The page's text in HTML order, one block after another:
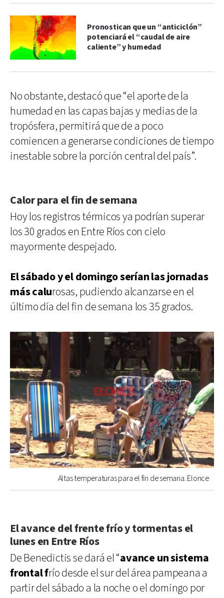
Pronostican que un “anticiclón”
potenciará el “caudal de aire
caliente” y humedad
No obstante, destacó que “el aporte de la
humedad en las capas bajas y medias de la
tropósfera, permitirá que de a poco
comiencen a generarse condiciones de tiempo
inestable sobre la porción central del país”.
Calor para el fin de semana
Hoy los registros térmicos ya podrían superar
los 30 grados en Entre Ríos con cielo
mayormente despejado.
El sábado y el domingo serían las jornadas
más calurosas, pudiendo alcanzarse en el
último día del fin de semana los 35 grados.
Altas temperaturas para el fin de semana. Elonce
El avance del frente frío y tormentas el
lunes en Entre Ríos
De Benedictis se dará el “avance un sistema
frontal frío desde el sur del área pampeana a
partir del sábado a la noche o el domingo por